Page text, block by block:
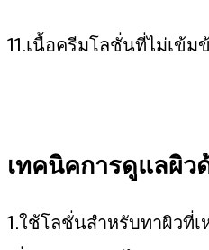
11.เนื้อครีมโลชั่นที่ไม่เข้
เทคนิคการดูแลผิว
1.ใช้โลชั่นสำหรับทาผิวที่